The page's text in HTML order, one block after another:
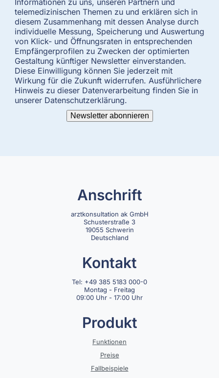
telemedizinischen Themen zu und erklären sich in
diesem Zusammenhang mit dessen Analyse durch
individuelle Messung, Speicherung und Auswertung
von Klick- und Öffnungsraten in entsprechenden
Empfängerprofilen zu Zwecken der optimierten
Gestaltung künftiger Newsletter einverstanden.
Diese Einwilligung können Sie jederzeit mit
Wirkung für die Zukunft widerrufen. Ausführlichere
Hinweis zu dieser Datenverarbeitung finden Sie in
unserer Datenschutzerklärung.
Newsletter abonnieren
Anschrift
arztkonsultation ak GmbH
Schusterstraße 3
19055 Schwerin
Deutschland
Kontakt
Tel: +49 385 5183 000-0
Montag - Freitag
09:00 Uhr - 17:00 Uhr
Produkt
Funktionen
Preise
Fallbeispiele